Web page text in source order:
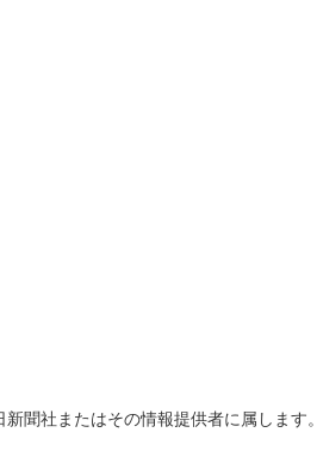
聞社またはその情報提供者に属します。